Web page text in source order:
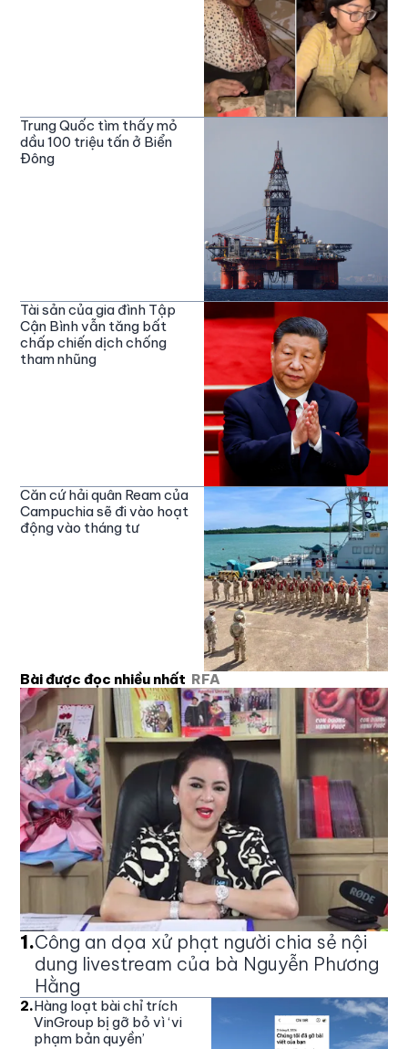
Trung Quốc tìm thấy mỏ
dầu 100 triệu tấn ở Biển
Đông
Tài sản của gia đình Tập
Cận Bình vẫn tăng bất
chấp chiến dịch chống
tham nhũng
Căn cứ hải quân Ream của
Campuchia sẽ đi vào hoạt
động vào tháng tư
Bài được đọc nhiều nhất RFA
1.Công an dọa xử phạt người chia sẻ nội
dung livestream của bà Nguyễn Phương
Hằng
2.Hàng loạt bài chỉ trích
VinGroup bị gỡ bỏ vì ‘vi
phạm bản quyền’